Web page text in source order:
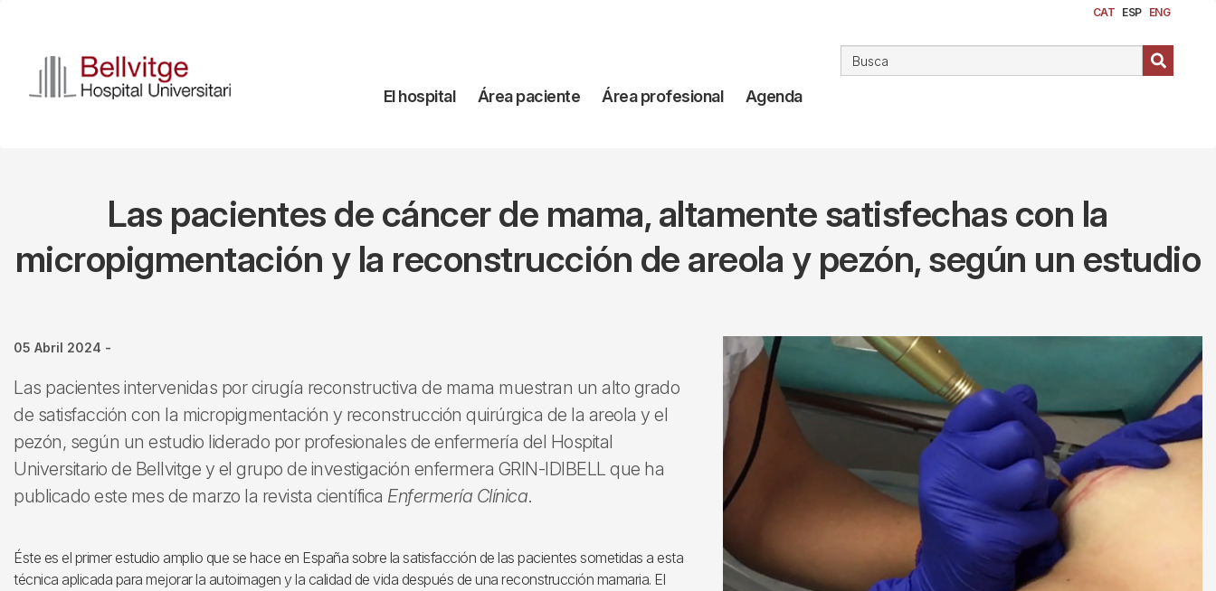
contenido
principal
CAT ESP ENG
Navegación
El hospital Área paciente Área profesional Agenda
Las pacientes de cáncer de mama, altamente satisfechas con la
micropigmentación y la reconstrucción de areola y pezón, según un estudio
05 Abril 2024 -
Las pacientes intervenidas por cirugía reconstructiva de mama muestran un alto grado
de satisfacción con la micropigmentación y reconstrucción quirúrgica de la areola y el
pezón, según un estudio liderado por profesionales de enfermería del Hospital
Universitario de Bellvitge y el grupo de investigación enfermera GRIN-IDIBELL que ha
publicado este mes de marzo la revista científica Enfermería Clínica.
Éste es el primer estudio amplio que se hace en España sobre la satisfacción de las pacientes sometidas a esta
técnica aplicada para mejorar la autoimagen y la calidad de vida después de una reconstrucción mamaria. El